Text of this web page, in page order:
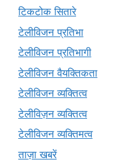
टिकटोक सितारे
टेलीविजन प्रतिभा
टेलीविजन प्रतिभागी
टेलीविजन वैयक्तिकता
टेलीविजन व्यक्तित्व
टेलीविज़न व्यक्तित्व
टेलीविजन व्यक्तिमत्व
ताज़ा खबरें